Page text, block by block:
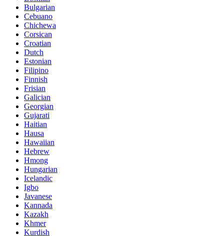
Bulgarian
Cebuano
Chichewa
Corsican
Croatian
Dutch
Estonian
Filipino
Finnish
Frisian
Galician
Georgian
Gujarati
Haitian
Hausa
Hawaiian
Hebrew
Hmong
Hungarian
Icelandic
Igbo
Javanese
Kannada
Kazakh
Khmer
Kurdish